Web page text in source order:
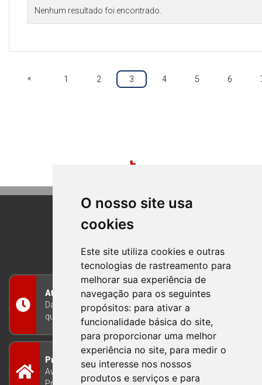
O nosso site usa
cookies
Este site utiliza cookies e outras
tecnologias de rastreamento para
melhorar sua experiência de
navegação para os seguintes
propósitos: para ativar a
funcionalidade básica do site,
para proporcionar uma melhor
experiência no site, para medir o
seu interesse nos nossos
produtos e serviços e para
Nenhum resultado foi encontrado.
« 1 2 3 4 5 6
BOM PRINCIPIO
RIO GRANDE DO SUL
Atendimento
Das 8h às 12h e das 13h às 17h30, de segunda a
quinta-feira, e nas sextas-feiras das 7h às 13h
Prefeitura Municipal
Avenida Guilherme Winter 65 - Centro Bom